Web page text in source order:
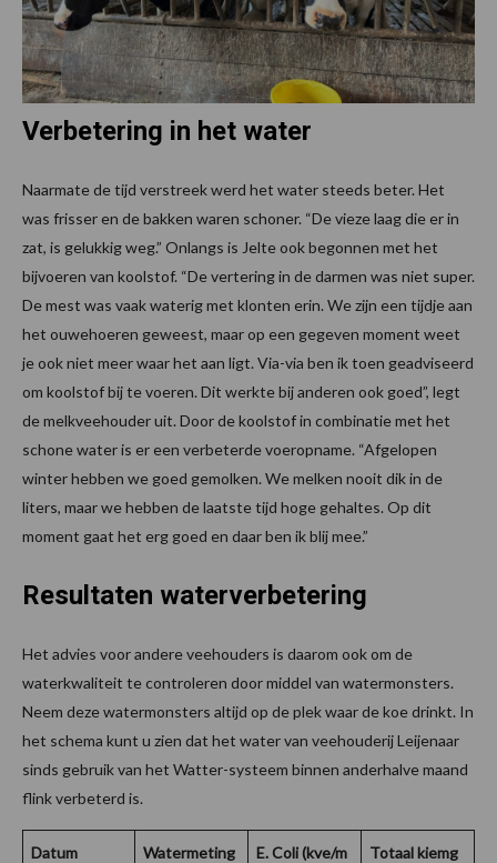
Verbetering in het water
Naarmate de tijd verstreek werd het water steeds beter. Het
was frisser en de bakken waren schoner. “De vieze laag die er in
zat, is gelukkig weg.” Onlangs is Jelte ook begonnen met het
bijvoeren van koolstof. “De vertering in de darmen was niet super.
De mest was vaak waterig met klonten erin. We zijn een tijdje aan
het ouwehoeren geweest, maar op een gegeven moment weet
je ook niet meer waar het aan ligt. Via-via ben ik toen geadviseerd
om koolstof bij te voeren. Dit werkte bij anderen ook goed”, legt
de melkveehouder uit. Door de koolstof in combinatie met het
schone water is er een verbeterde voeropname. “Afgelopen
winter hebben we goed gemolken. We melken nooit dik in de
liters, maar we hebben de laatste tijd hoge gehaltes. Op dit
moment gaat het erg goed en daar ben ik blij mee.”
Resultaten waterverbetering
Het advies voor andere veehouders is daarom ook om de
waterkwaliteit te controleren door middel van watermonsters.
Neem deze watermonsters altijd op de plek waar de koe drinkt. In
het schema kunt u zien dat het water van veehouderij Leijenaar
sinds gebruik van het Watter-systeem binnen anderhalve maand
flink verbeterd is.
Datum Watermeting E. Coli (kve/m Totaal kiemg